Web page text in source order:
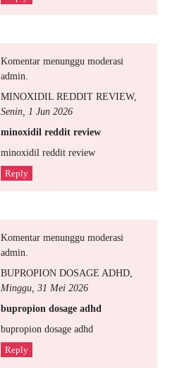
Komentar menunggu moderasi
admin.
MINOXIDIL REDDIT REVIEW,
Senin, 1 Jun 2026
minoxidil reddit review
minoxidil reddit review
Reply
Komentar menunggu moderasi
admin.
BUPROPION DOSAGE ADHD
Minggu, 31 Mei 2026
bupropion dosage adhd
bupropion dosage adhd
Reply